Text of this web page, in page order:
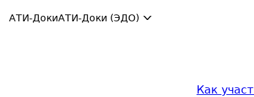
АТИ-ДокиАТИ-Доки (ЭДО)
Как